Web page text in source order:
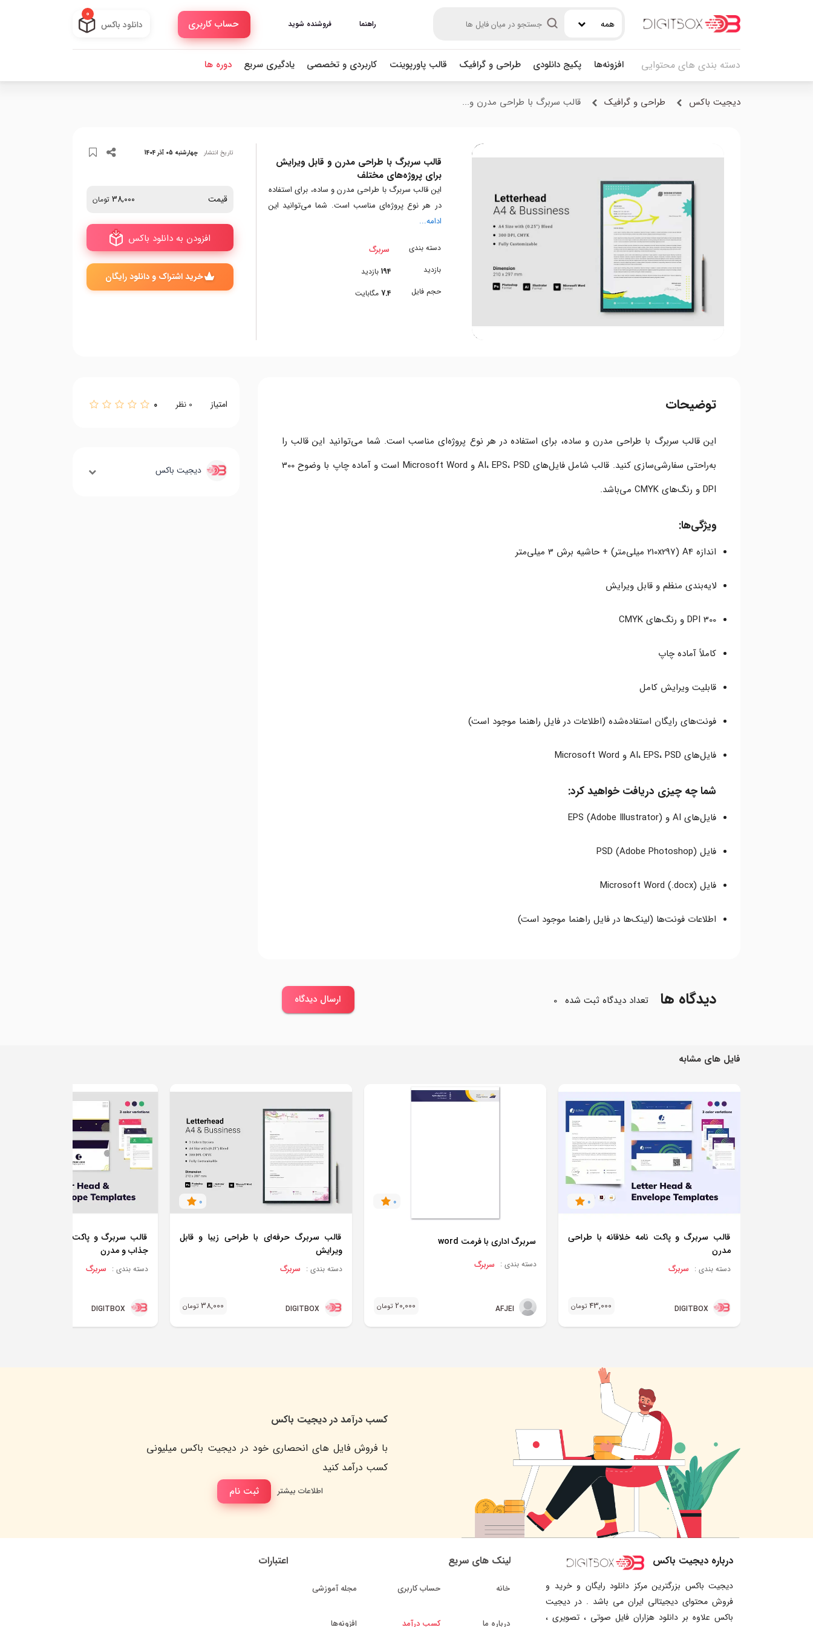
همه راهنما فروشنده شوید حساب کاربری دانلود باکس
0
دسته بندی های محتوایی افزونه‌ها پکیج دانلودی طراحی و گرافیک قالب پاورپوینت کاربردی و تخصصی یادگیری سریع دوره ها
دیجیت باکس طراحی و گرافیک قالب سربرگ با طراحی مدرن و...
قالب سربرگ با طراحی مدرن و قابل ویرایش
برای پروژه‌های مختلف
این قالب سربرگ با طراحی مدرن و ساده، برای استفاده
در هر نوع پروژه‌ای مناسب است. شما می‌توانید این
ادامه...
دسته بندی
بازدید
حجم فایل
سربرگ
194 بازدید
7.4 مگابایت
تاریخ انتشار چهارشنبه 05 آذر 1404
قیمت 38,000 تومان
افزودن به دانلود باکس
خرید اشتراک و دانلود رایگان
توضیحات
این قالب سربرگ با طراحی مدرن و ساده، برای استفاده در هر نوع پروژه‌ای مناسب است. شما می‌توانید این قالب را
به‌راحتی سفارشی‌سازی کنید. قالب شامل فایل‌های AI، EPS، PSD و Microsoft Word است و آماده چاپ با وضوح 300
DPI و رنگ‌های CMYK می‌باشد.
ویژگی‌ها:
اندازه A4 (210x297 میلی‌متر) + حاشیه برش 3 میلی‌متر
لایه‌بندی منظم و قابل ویرایش
300 DPI و رنگ‌های CMYK
کاملاً آماده چاپ
قابلیت ویرایش کامل
فونت‌های رایگان استفاده‌شده (اطلاعات در فایل راهنما موجود است)
فایل‌های AI، EPS، PSD و Microsoft Word
شما چه چیزی دریافت خواهید کرد:
فایل‌های AI و EPS (Adobe Illustrator)
فایل PSD (Adobe Photoshop)
فایل Microsoft Word (.docx)
اطلاعات فونت‌ها (لینک‌ها در فایل راهنما موجود است)
دیدگاه ها تعداد دیدگاه ثبت شده 0 ارسال دیدگاه
امتیاز 0 نظر 0
دیجیت باکس
فایل های مشابه
0
قالب سربرگ و پاکت نامه خلاقانه با طراحی
مدرن
دسته بندی : سربرگ
DIGITBOX
43,000 تومان
0
سربرگ اداری با فرمت word
دسته بندی : سربرگ
AFJEI
20,000 تومان
0
قالب سربرگ حرفه‌ای با طراحی زیبا و قابل
ویرایش
دسته بندی : سربرگ
DIGITBOX
38,000 تومان
قالب سربرگ و پاکت نامه دو رنگ با
جذاب و مدرن
دسته بندی : سربرگ
DIGITBOX
کسب درآمد در دیجیت باکس
با فروش فایل های انحصاری خود در دیجیت باکس میلیونی
کسب درآمد کنید
ثبت نام اطلاعات بیشتر
درباره دیجیت باکس
دیجیت باکس بزرگترین مرکز دانلود رایگان و خرید و
فروش محتوای دیجیتالی ایران می باشد . در دیجیت
باکس علاوه بر دانلود هزاران فایل صوتی ، تصویری ،
لینک های سریع
خانه
درباره ما
حساب کاربری
کسب درآمد
مجله آموزشی
افزونه‌ها
اعتبارات